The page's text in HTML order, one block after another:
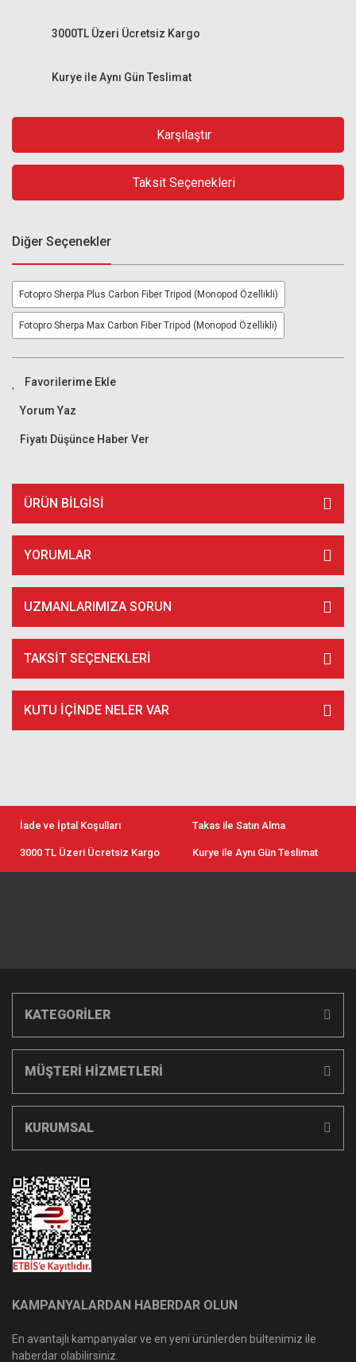
Kurye ile Aynı Gün Teslimat
3000TL Üzeri Ücretsiz Kargo
Karşılaştır
Taksit Seçenekleri
Diğer Seçenekler
Fotopro Sherpa Plus Carbon Fiber Tripod (Monopod Özellikli)
Fotopro Sherpa Max Carbon Fiber Tripod (Monopod Özellikli)
Yorum Yaz
Fiyatı Düşünce Haber Ver
ÜRÜN BILGISI
YORUMLAR
UZMANLARIMIZA SORUN
TAKSIT SEÇENEKLERI
KUTU İÇİNDE NELER VAR
İade ve İptal Koşulları Takas ile Satın Alma
3000 TL Üzeri Ücretsiz Kargo Kurye ile Aynı Gün Teslimat
KATEGORİLER
MÜŞTERİ HİZMETLERİ
KURUMSAL
KAMPANYALARDAN HABERDAR OLUN
En avantajlı kampanyalar ve en yeni ürünlerden bültenimiz ile
haberdar olabilirsiniz.